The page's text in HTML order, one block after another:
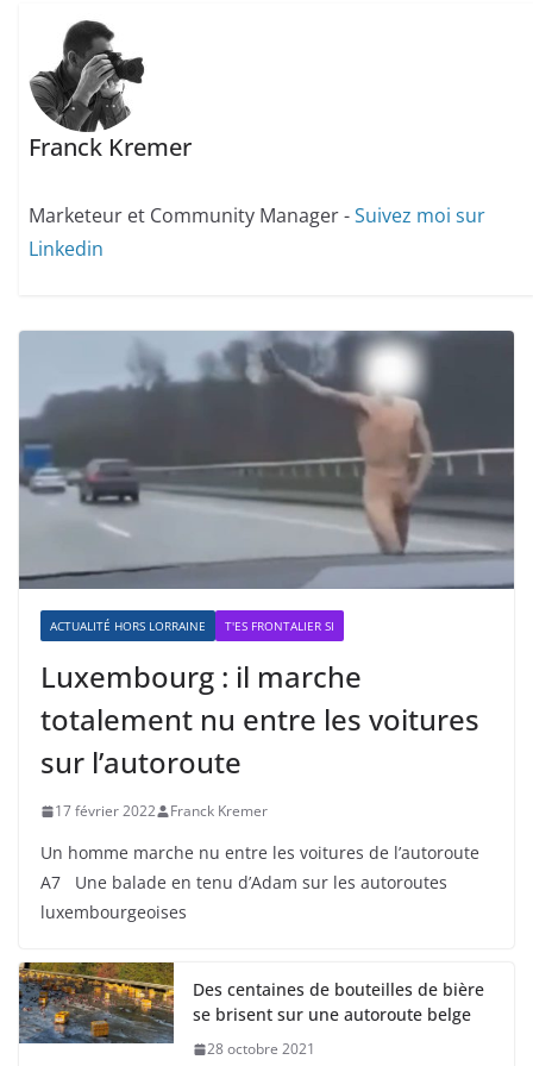
Franck Kremer
Marketeur et Community Manager -Suivez moi sur
Linkedin
ACTUALITÉ HORS LORRAINE T'ES FRONTALIER SI
Luxembourg : il marche
totalement nu entre les voitures
sur l’autoroute
17 février 2022 Franck Kremer
Un homme marche nu entre les voitures de l’autoroute
A7 Une balade en tenu d’Adam sur les autoroutes
luxembourgeoises
Des centaines de bouteilles de bière
se brisent sur une autoroute belge
28 octobre 2021